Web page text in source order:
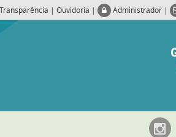
Transparência | Ouvidoria | Administrador |